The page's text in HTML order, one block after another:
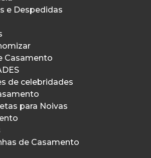
e Despedidas
Casamento
de celebridades
para Noivas
de Casamento